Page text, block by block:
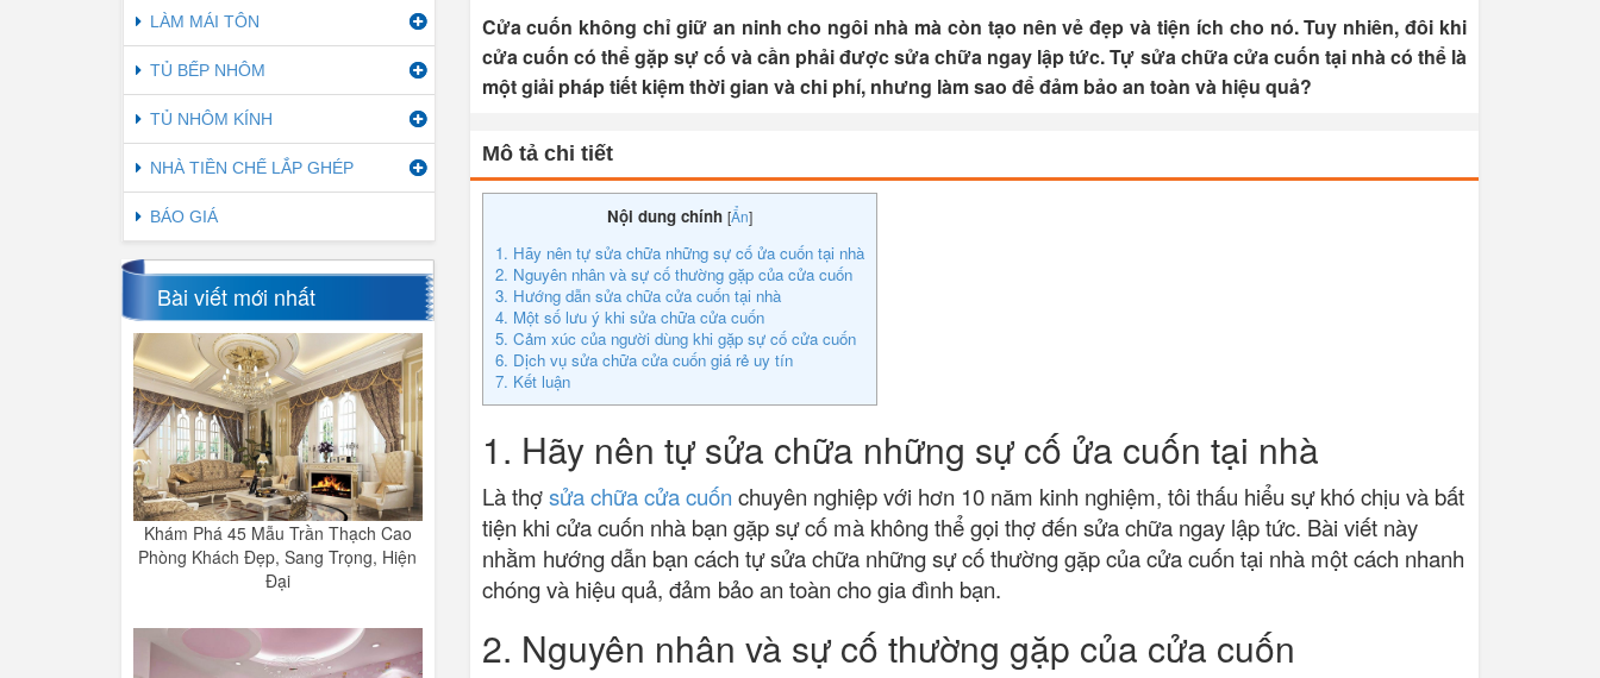
LÀM MÁI TÔN
TỦ BẾP NHÔM
TỦ NHÔM KÍNH
NHÀ TIỀN CHẾ LẮP GHÉP
BÁO GIÁ
Bài viết mới nhất
Khám Phá 45 Mẫu Trần Thạch Cao
Phòng Khách Đẹp, Sang Trọng, Hiện
Đại
Cửa cuốn không chỉ giữ an ninh cho ngôi nhà mà còn tạo nên vẻ đẹp và tiện ích cho nó. Tuy nhiên, đôi khi
cửa cuốn có thể gặp sự cố và cần phải được sửa chữa ngay lập tức. Tự sửa chữa cửa cuốn tại nhà có thể là
một giải pháp tiết kiệm thời gian và chi phí, nhưng làm sao để đảm bảo an toàn và hiệu quả?
Mô tả chi tiết
Nội dung chính [Ẩn]
1. Hãy nên tự sửa chữa những sự cố ửa cuốn tại nhà
2. Nguyên nhân và sự cố thường gặp của cửa cuốn
3. Hướng dẫn sửa chữa cửa cuốn tại nhà
4. Một số lưu ý khi sửa chữa cửa cuốn
5. Cảm xúc của người dùng khi gặp sự cố cửa cuốn
6. Dịch vụ sửa chữa cửa cuốn giá rẻ uy tín
7. Kết luận
1. Hãy nên tự sửa chữa những sự cố ửa cuốn tại nhà
Là thợsửa chữa cửa cuốn chuyên nghiệp với hơn 10 năm kinh nghiệm, tôi thấu hiểu sự khó chịu và bất
tiện khi cửa cuốn nhà bạn gặp sự cố mà không thể gọi thợ đến sửa chữa ngay lập tức. Bài viết này
nhằm hướng dẫn bạn cách tự sửa chữa những sự cố thường gặp của cửa cuốn tại nhà một cách nhanh
chóng và hiệu quả, đảm bảo an toàn cho gia đình bạn.
2. Nguyên nhân và sự cố thường gặp của cửa cuốn